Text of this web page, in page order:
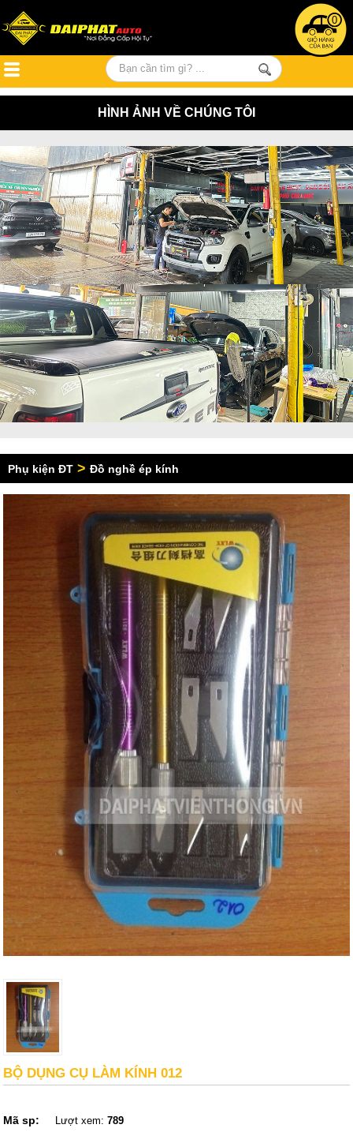
0
HÌNH ẢNH VỀ CHÚNG TÔI
Phụ kiện ĐT > Đồ nghề ép kính
BỘ DỤNG CỤ LÀM KÍNH 012
Mã sp: Lượt xem:789